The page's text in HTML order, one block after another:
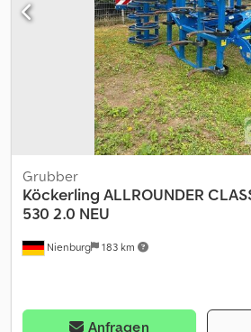
Nienburg 183 km
Grubber
Köckerling ALLROUNDER
530 2.0 NEU
Anfragen